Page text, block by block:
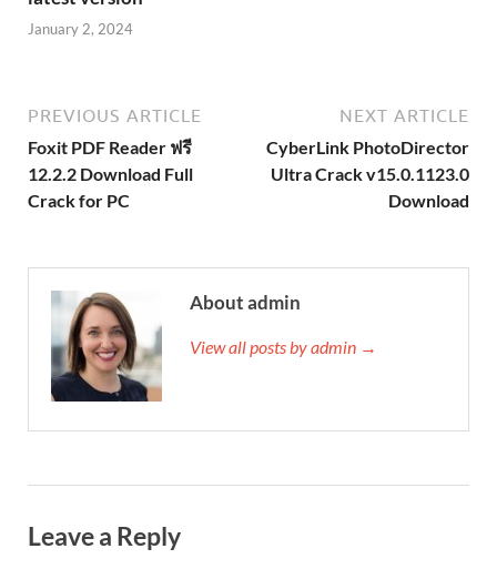
January 2, 2024
PREVIOUS ARTICLE
Foxit PDF Reader ฟรี
12.2.2 Download Full
Crack for PC
NEXT ARTICLE
CyberLink PhotoDirector
Ultra Crack v15.0.1123.0
Download
About admin
View all posts by admin →
Leave a Reply